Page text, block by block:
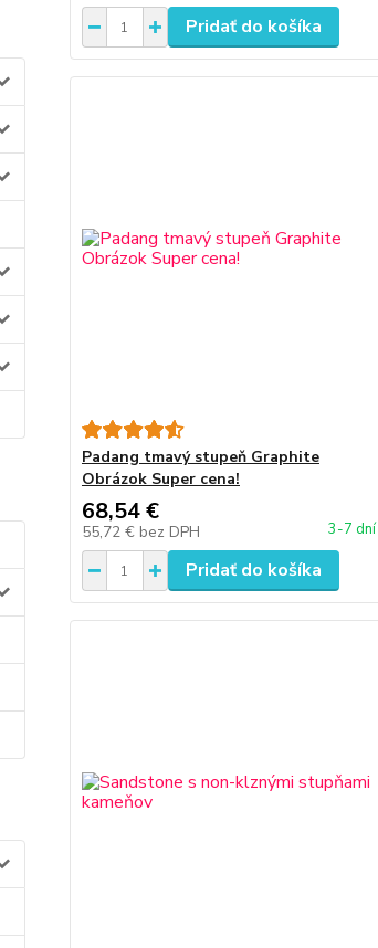
Pridať do košíka
Padang tmavý stupeň Graphite
Obrázok Super cena!
68,54 €
55,72 € bez DPH 3-7 dní
Pridať do košíka